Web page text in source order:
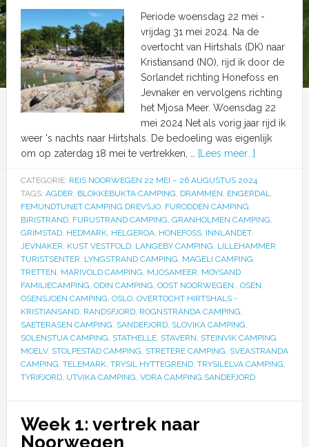
Periode woensdag 22 mei -
vrijdag 31 mei 2024. Na de
overtocht van Hirtshals (DK) naar
Kristiansand (NO), rijd ik door de
Sorlandet richting Honefoss en
Jevnaker en vervolgens richting
het Mjosa Meer. Woensdag 22
mei 2024 Net als vorig jaar rijd ik
weer 's nachts naar Hirtshals. De bedoeling was eigenlijk
om op zaterdag 18 mei te vertrekken, …
[Lees meer...]
CATEGORIE: REIS NOORWEGEN 22 MEI – 26 AUGUSTUS 2024
TAGS: AGDER, BLOKKEBUKTA CAMPING, DRAMMEN, ENGERDAL,
FEMUNDTUNET CAMPING DREVSJO, FURODDEN CAMPING
BIRISTRAND, FURUSTRAND CAMPING, GRANHOLMEN CAMPING,
GRIMSTAD, HEDMARK, HELGEROA, HONEFOSS, INNLANDET,
JEVNAKER, KUST VESTFOLD, LANGEBY CAMPING, LILLEHAMMER
TURISTSENTER, LYNGSTRAND CAMPING, MAGELI CAMPING
TRETTEN, MARIVOLD CAMPING, MJOSAMEER, MOYSAND
FAMILIECAMPING, ODIN CAMPING, OOST NOORWEGEN., OSEN,
OSENSJOEN CAMPING, OSLO, OVERTOCHT HIRTSHALS -
KRISTIANSAND, RANDSFJORD, ROGNSTRANDA CAMPING,
SAETERASEN CAMPING, SANDEFJORD, SLOVIKA CAMPING,
SOLENSTUA CAMPING, STATHELLE, STAVERN, STEINVIK CAMPING
MOELV, STOLPESTAD CAMPING, STRETERE CAMPING, SVEASTRANDA
CAMPING, TELEMARK, TRYSIL HYTTEGREND, TRYSILELVA CAMPING,
TYRIFJORD, UTVIKA CAMPING, VORA CAMPING SANDEFJORD
Week 1: vertrek naar
Noorwegen